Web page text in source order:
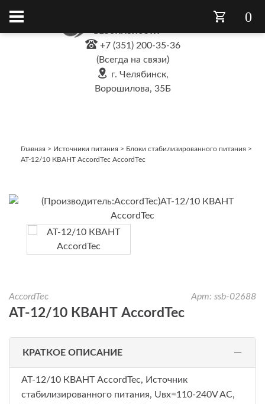
+7 (351) 200-35-36
(Всегда на связи)
г. Челябинск,
Ворошилова, 35Б
0
Главная > Источники питания > Блоки стабилизированного питания >
AT-12/10 КВАНТ AccordTec AccordTec
AccordTec Арт: ssb-02688
AT-12/10 КВАНТ AccordTec
КРАТКОЕ ОПИСАНИЕ
AT-12/10 КВАНТ AccordTec, Источник
стабилизированного питания, Uвх=110-240V AC,